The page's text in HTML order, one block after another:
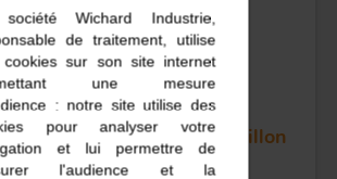
simple - Réa 70 - Emerillon
Wichard Industrie,
de traitement, utilise
cookies sur son site internet
une mesure
: notre site utilise des
pour analyser votre
et lui permettre de
l'audience et la